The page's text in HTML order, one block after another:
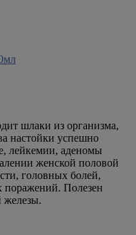
шлаки из организма,
настойки успешно
лейкемии, аденомы
женской половой
головных болей,
поражений. Полезен
железы.